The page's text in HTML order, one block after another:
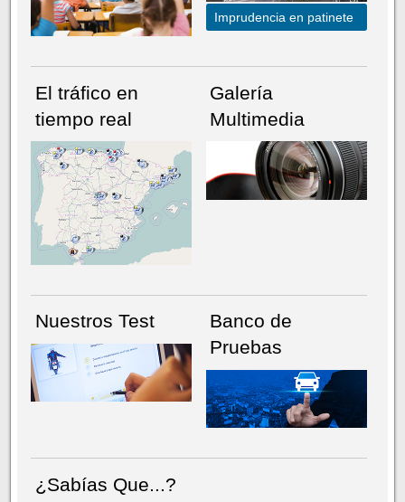
NÚMERO ACTUALHEMEROTECA
Imprudencia en patinete
El tráfico en
tiempo real
Galería
Multimedia
Nuestros Test
Banco de
Pruebas
¿Sabías Que...?